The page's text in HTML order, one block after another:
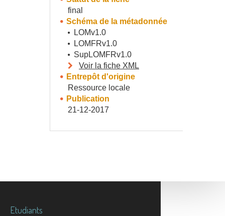
final
Schéma de la métadonnée
LOMv1.0
LOMFRv1.0
SupLOMFRv1.0
Voir la fiche XML
Entrepôt d'origine
Ressource locale
Publication
21-12-2017
Etudiants